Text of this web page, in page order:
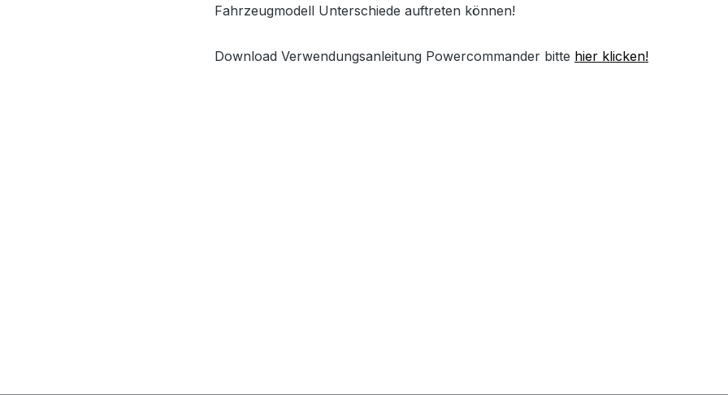
Fahrzeugmodell Unterschiede auftreten können!
Download Verwendungsanleitung Powercommander bitte hier klicken!